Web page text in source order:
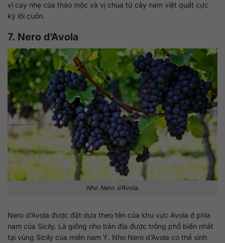
vị cay nhẹ của thảo mộc và vị chua từ cây nam việt quất cực
kỳ lôi cuốn.
7. Nero d’Avola
Nho Nero d’Avola.
Nero d’Avola được đặt dựa theo tên của khu vực Avola ở phía
nam của Sicily. Là giống nho bản địa được trồng phổ biến nhất
tại vùng Sicily của miền nam Ý. Nho Nero d’Avola có thể sinh